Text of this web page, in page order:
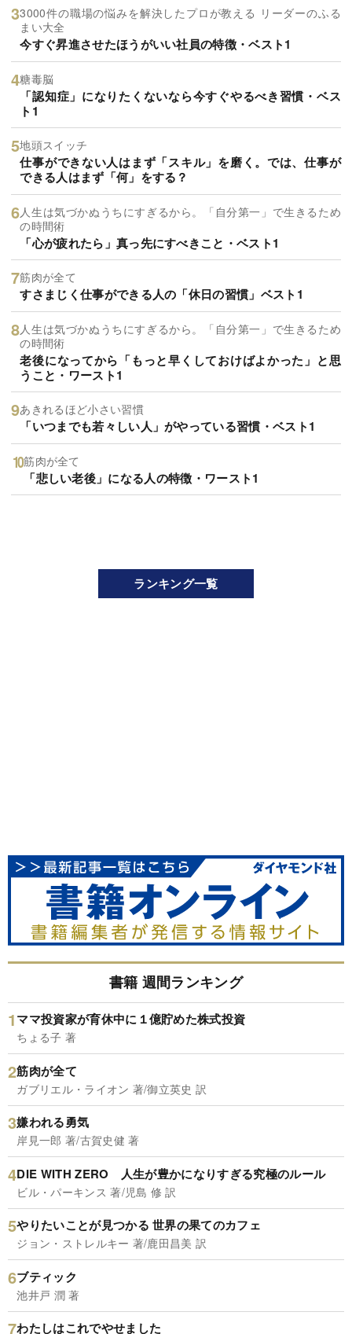
3000件の職場の悩みを解決したプロが教える リーダーのふる
まい大全
今すぐ昇進させたほうがいい社員の特徴・ベスト1
糖毒脳
「認知症」になりたくないなら今すぐやるべき習慣・ベス
ト1
地頭スイッチ
仕事ができない人はまず「スキル」を磨く。では、仕事が
できる人はまず「何」をする？
人生は気づかぬうちにすぎるから。「自分第一」で生きるため
の時間術
「心が疲れたら」真っ先にすべきこと・ベスト1
筋肉が全て
すさまじく仕事ができる人の「休日の習慣」ベスト1
人生は気づかぬうちにすぎるから。「自分第一」で生きるため
の時間術
老後になってから「もっと早くしておけばよかった」と思
うこと・ワースト1
あきれるほど小さい習慣
「いつまでも若々しい人」がやっている習慣・ベスト1
筋肉が全て
「悲しい老後」になる人の特徴・ワースト1
ランキング一覧
書籍 週間ランキング
ママ投資家が育休中に１億貯めた株式投資
ちょる子 著
筋肉が全て
ガブリエル・ライオン 著/御立英史 訳
嫌われる勇気
岸見一郎 著/古賀史健 著
DIE WITH ZERO 人生が豊かになりすぎる究極のルール
ビル・パーキンス 著/児島 修 訳
やりたいことが見つかる 世界の果てのカフェ
ジョン・ストレルキー 著/鹿田昌美 訳
ブティック
池井戸 潤 著
わたしはこれでやせました